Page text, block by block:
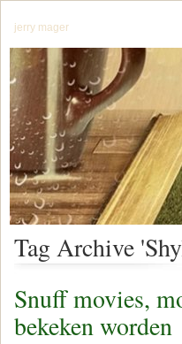
jerry mager
Tag Archive
Snuff movies,
bekeken worden